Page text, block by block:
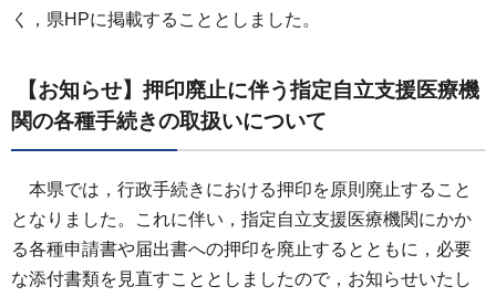
く，県HPに掲載することとしました。
【お知らせ】押印廃止に伴う指定自立支援医療機
関の各種手続きの取扱いについて
本県では，行政手続きにおける押印を原則廃止すること
となりました。これに伴い，指定自立支援医療機関にかか
る各種申請書や届出書への押印を廃止するとともに，必要
な添付書類を見直すこととしましたので，お知らせいたし